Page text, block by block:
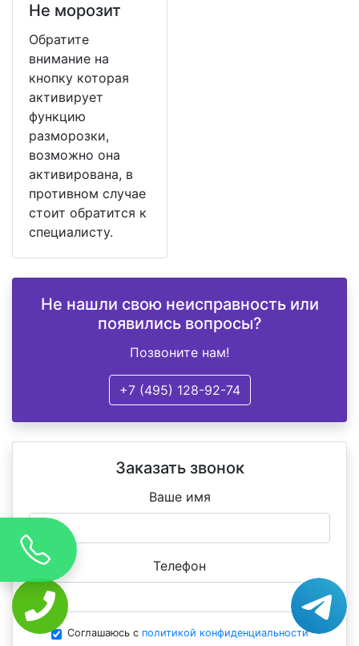
Не морозит
Обратите
внимание на
кнопку которая
активирует
функцию
разморозки,
возможно она
активирована, в
противном случае
стоит обратится к
специалисту.
Не нашли свою неисправность или
появились вопросы?
Позвоните нам!
+7 (495) 128-92-74
Заказать звонок
Ваше имя
Телефон
Соглашаюсь с политикой конфиденциальности